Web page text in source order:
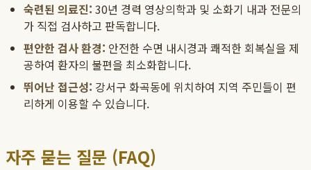
숙련된 의료진: 30년 경력 영상의학과 및 소화기 내과 전문의
가 직접 검사하고 판독합니다.
편안한 검사 환경: 안전한 수면 내시경과 쾌적한 회복실을 제
공하여 환자의 불편을 최소화합니다.
뛰어난 접근성: 강서구 화곡동에 위치하여 지역 주민들이 편
리하게 이용할 수 있습니다.
자주 묻는 질문 (FAQ)